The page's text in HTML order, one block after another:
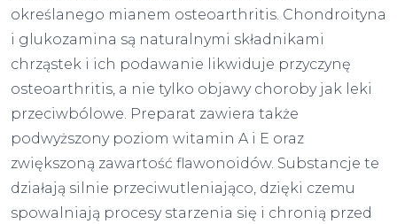
określanego mianem osteoarthritis. Chondroityna
i glukozamina są naturalnymi składnikami
chrząstek i ich podawanie likwiduje przyczynę
osteoarthritis, a nie tylko objawy choroby jak leki
przeciwbólowe. Preparat zawiera także
podwyższony poziom witamin A i E oraz
zwiększoną zawartość flawonoidów. Substancje te
działają silnie przeciwutleniająco, dzięki czemu
spowalniają procesy starzenia się i chronią przed